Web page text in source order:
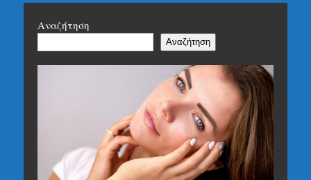
Αναζήτηση
Αναζήτηση